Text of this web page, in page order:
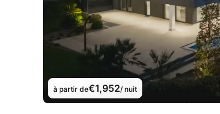
à partir de€1,952/ nuit